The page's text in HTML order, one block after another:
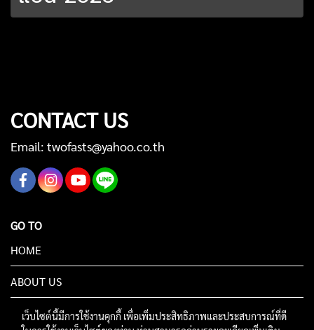
CONTACT US
Email: twofasts@yahoo.co.th
GO TO
HOME
ABOUT US
เว็บไซต์นี้มีการใช้งานคุกกี้ เพื่อเพิ่มประสิทธิภาพและประสบการณ์ที่ดี